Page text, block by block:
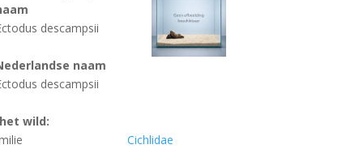
descampsii
naam
descampsii
wild:
Cichlidae